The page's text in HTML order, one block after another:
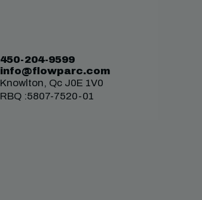
450-204-9599
info@flowparc.com
Knowlton, Qc J0E 1V0
RBQ :5807-7520-01